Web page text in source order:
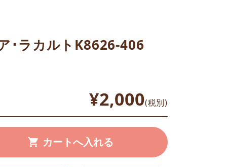
･ラカルトK8626-406
¥2,000(税別)